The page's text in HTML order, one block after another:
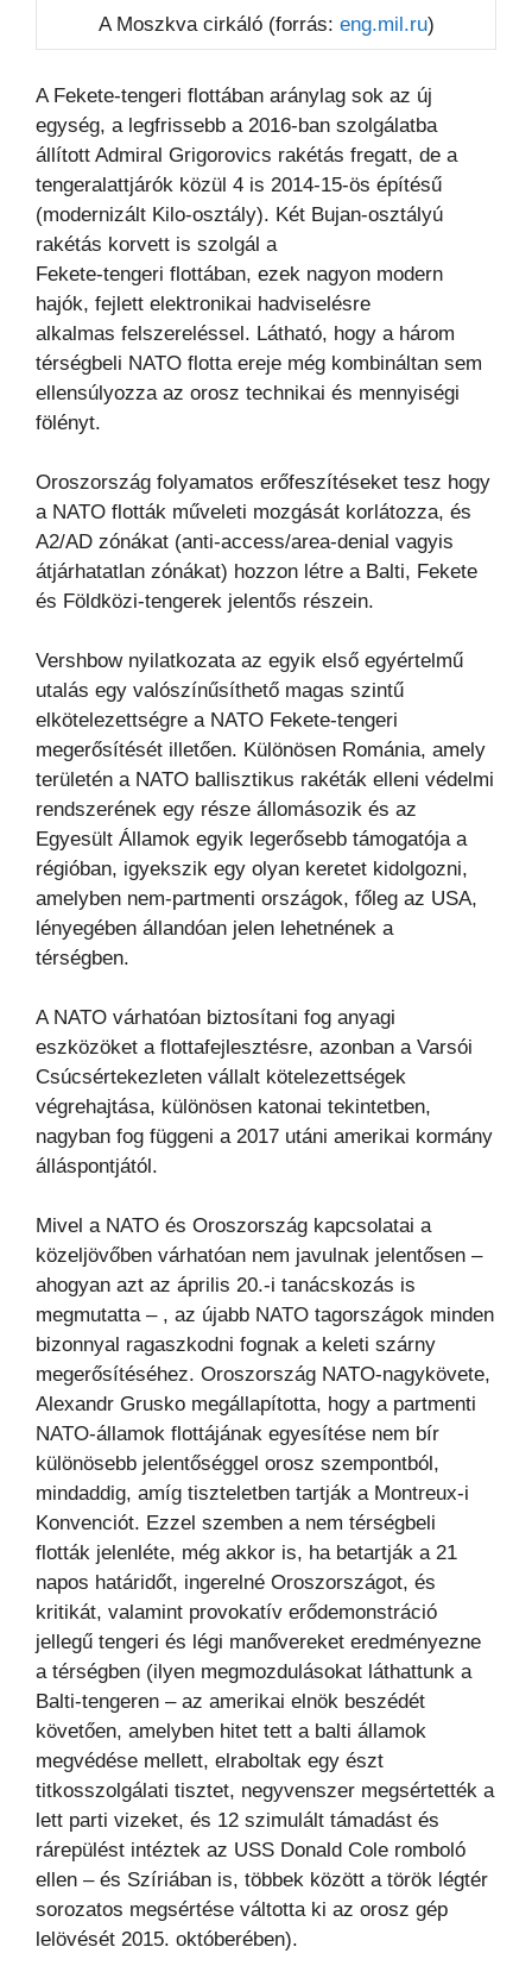
A Moszkva cirkáló (forrás: eng.mil.ru)
A Fekete-tengeri flottában aránylag sok az új
egység, a legfrissebb a 2016-ban szolgálatba
állított Admiral Grigorovics rakétás fregatt, de a
tengeralattjárók közül 4 is 2014-15-ös építésű
(modernizált Kilo-osztály). Két Bujan-osztályú
rakétás korvett is szolgál a
Fekete-tengeri flottában, ezek nagyon modern
hajók, fejlett elektronikai hadviselésre
alkalmas felszereléssel. Látható, hogy a három
térségbeli NATO flotta ereje még kombináltan sem
ellensúlyozza az orosz technikai és mennyiségi
fölényt.
Oroszország folyamatos erőfeszítéseket tesz hogy
a NATO flották műveleti mozgását korlátozza, és
A2/AD zónákat (anti-access/area-denial vagyis
átjárhatatlan zónákat) hozzon létre a Balti, Fekete
és Földközi-tengerek jelentős részein.
Vershbow nyilatkozata az egyik első egyértelmű
utalás egy valószínűsíthető magas szintű
elkötelezettségre a NATO Fekete-tengeri
megerősítését illetően. Különösen Románia, amely
területén a NATO ballisztikus rakéták elleni védelmi
rendszerének egy része állomásozik és az
Egyesült Államok egyik legerősebb támogatója a
régióban, igyekszik egy olyan keretet kidolgozni,
amelyben nem-partmenti országok, főleg az USA,
lényegében állandóan jelen lehetnének a
térségben.
A NATO várhatóan biztosítani fog anyagi
eszközöket a flottafejlesztésre, azonban a Varsói
Csúcsértekezleten vállalt kötelezettségek
végrehajtása, különösen katonai tekintetben,
nagyban fog függeni a 2017 utáni amerikai kormány
álláspontjától.
Mivel a NATO és Oroszország kapcsolatai a
közeljövőben várhatóan nem javulnak jelentősen –
ahogyan azt az április 20.-i tanácskozás is
megmutatta – , az újabb NATO tagországok minden
bizonnyal ragaszkodni fognak a keleti szárny
megerősítéséhez. Oroszország NATO-nagykövete,
Alexandr Grusko megállapította, hogy a partmenti
NATO-államok flottájának egyesítése nem bír
különösebb jelentőséggel orosz szempontból,
mindaddig, amíg tiszteletben tartják a Montreux-i
Konvenciót. Ezzel szemben a nem térségbeli
flották jelenléte, még akkor is, ha betartják a 21
napos határidőt, ingerelné Oroszországot, és
kritikát, valamint provokatív erődemonstráció
jellegű tengeri és légi manővereket eredményezne
a térségben (ilyen megmozdulásokat láthattunk a
Balti-tengeren – az amerikai elnök beszédét
követően, amelyben hitet tett a balti államok
megvédése mellett, elraboltak egy észt
titkosszolgálati tisztet, negyvenszer megsértették a
lett parti vizeket, és 12 szimulált támadást és
rárepülést intéztek az USS Donald Cole romboló
ellen – és Szíriában is, többek között a török légtér
sorozatos megsértése váltotta ki az orosz gép
lelövését 2015. októberében).